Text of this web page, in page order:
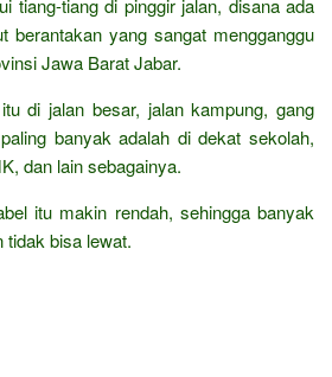
tiang-tiang di pinggir jalan, disana ada
berantakan yang sangat mengganggu
Jawa Barat Jabar.
di jalan besar, jalan kampung, gang
banyak adalah di dekat sekolah,
dan lain sebagainya.
itu makin rendah, sehingga banyak
tidak bisa lewat.